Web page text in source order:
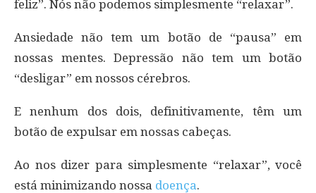
feliz”. Nós não podemos simplesmente “relaxar”.
Ansiedade não tem um botão de “pausa” em
nossas mentes. Depressão não tem um botão
“desligar” em nossos cérebros.
E nenhum dos dois, definitivamente, têm um
botão de expulsar em nossas cabeças.
Ao nos dizer para simplesmente “relaxar”, você
está minimizando nossa doença.